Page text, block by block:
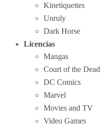
Kinetiquettes
Unruly
Dark Horse
Licencias
Mangas
Court of the Dead
DC Comics
Marvel
Movies and TV
Video Games